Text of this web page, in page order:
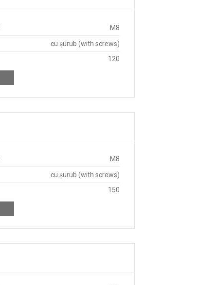
M8
cu șurub (with screws)
120
M8
cu șurub (with screws)
150